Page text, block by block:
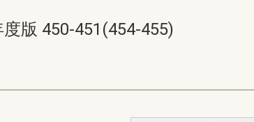
版 450-451(454-455)